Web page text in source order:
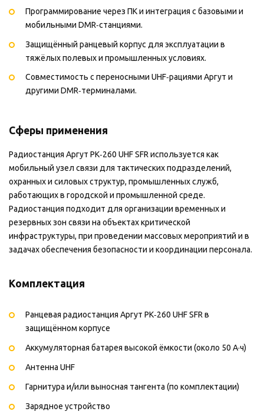
Программирование через ПК и интеграция с базовыми и
мобильными DMR‑станциями.
Защищённый ранцевый корпус для эксплуатации в
тяжёлых полевых и промышленных условиях.
Совместимость с переносными UHF‑рациями Аргут и
другими DMR‑терминалами.
Сферы применения
Радиостанция Аргут РК‑260 UHF SFR используется как
мобильный узел связи для тактических подразделений,
охранных и силовых структур, промышленных служб,
работающих в городской и промышленной среде.
Радиостанция подходит для организации временных и
резервных зон связи на объектах критической
инфраструктуры, при проведении массовых мероприятий и в
задачах обеспечения безопасности и координации персонала.
Комплектация
Ранцевая радиостанция Аргут РК‑260 UHF SFR в
защищённом корпусе
Аккумуляторная батарея высокой ёмкости (около 50 А·ч)
Антенна UHF
Гарнитура и/или выносная тангента (по комплектации)
Зарядное устройство